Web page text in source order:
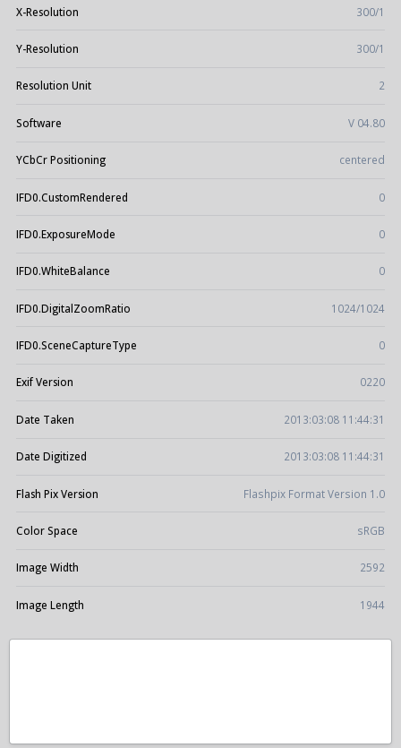
X-Resolution 300/1
Y-Resolution 300/1
Resolution Unit 2
Software V 04.80
YCbCr Positioning centered
IFD0.CustomRendered 0
IFD0.ExposureMode 0
IFD0.WhiteBalance 0
IFD0.DigitalZoomRatio 1024/1024
IFD0.SceneCaptureType 0
Exif Version 0220
Date Taken 2013:03:08 11:44:31
Date Digitized 2013:03:08 11:44:31
Flash Pix Version Flashpix Format Version 1.0
Color Space sRGB
Image Width 2592
Image Length 1944